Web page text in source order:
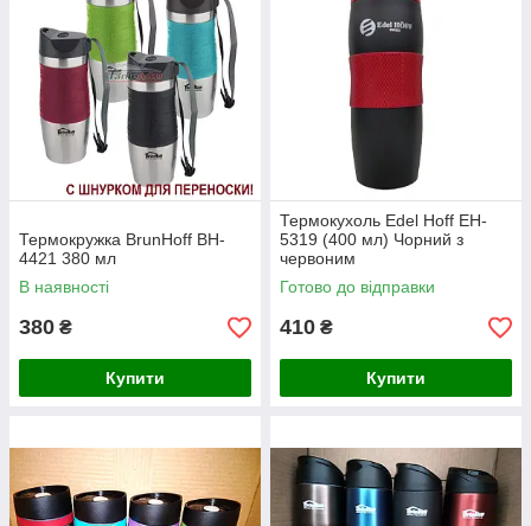
Термокружка BrunHoff BH-
4421 380 мл
В наявності
380 ₴
Купити
Термокухоль Edel Hoff EH-
5319 (400 мл) Чорний з
червоним
Готово до відправки
410 ₴
Купити